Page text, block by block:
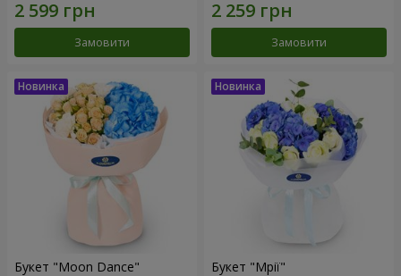
Замовити Замовити
Букет "Moon Dance" Букет "Мрії"